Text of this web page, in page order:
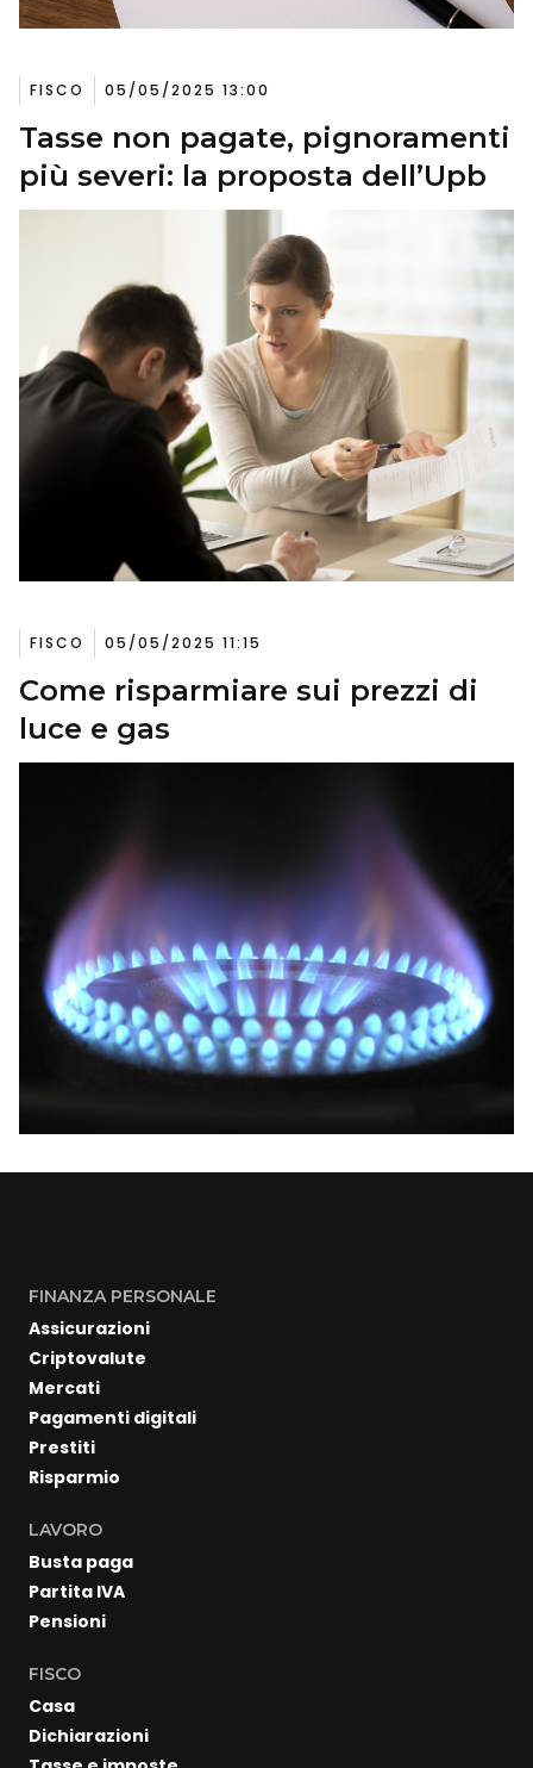
FISCO 05/05/2025 13:00
Tasse non pagate, pignoramenti
più severi: la proposta dell’Upb
FISCO 05/05/2025 11:15
Come risparmiare sui prezzi di
luce e gas
FINANZA PERSONALE
Assicurazioni
Criptovalute
Mercati
Pagamenti digitali
Prestiti
Risparmio
LAVORO
Busta paga
Partita IVA
Pensioni
FISCO
Casa
Dichiarazioni